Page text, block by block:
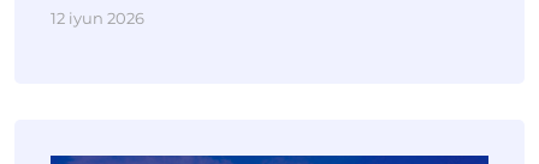
12 iyun 2026